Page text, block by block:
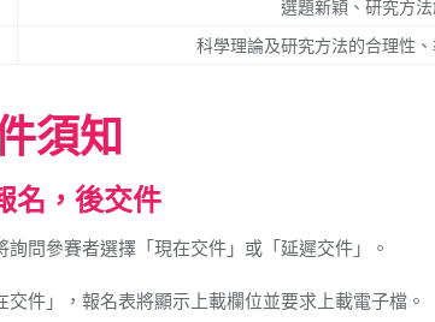
選題新穎、研究方
科學理論及研究方法的合理性
須知
名，後交件
詢問參賽者選擇「現在交件」或「延遲交件」。
交件」，報名表將顯示上載欄位並要求上載電子檔。